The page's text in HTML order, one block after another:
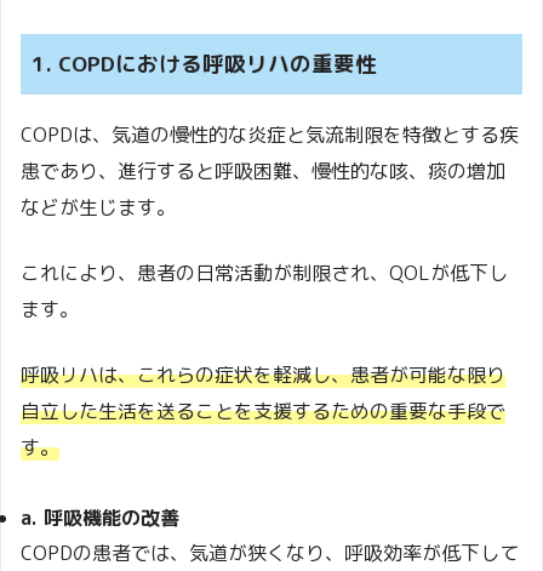
1. COPDにおける呼吸リハの重要性
COPDは、気道の慢性的な炎症と気流制限を特徴とする疾
患であり、進行すると呼吸困難、慢性的な咳、痰の増加
などが生じます。
これにより、患者の日常活動が制限され、QOLが低下し
ます。
呼吸リハは、これらの症状を軽減し、患者が可能な限り
自立した生活を送ることを支援するための重要な手段で
す。
a. 呼吸機能の改善
COPDの患者では、気道が狭くなり、呼吸効率が低下して